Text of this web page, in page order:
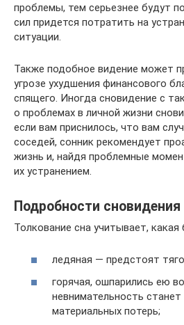
проблемы, тем серьезнее будут
сил придется потратить на
ситуации.
Также подобное видение может
угрозе ухудшения финансового
спящего. Иногда сновидение с
о проблемах в личной жизни
если вам приснилось, что вам
соседей, сонник рекомендует
жизнь и, найдя проблемные
их устранением.
Подробности сновидения
Толкование сна учитывает,
ледяная — предстоят
горячая, ошпарились ею
невнимательность станет
материальных потерь;